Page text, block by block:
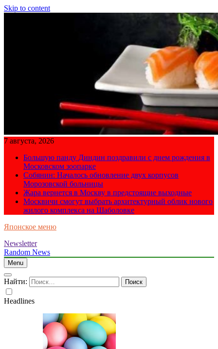
Skip to content
7 августа, 2026
Большую панду Диндин поздравили с днем рождения в
Московском зоопарке
Собянин: Началось обновление двух корпусов
Морозовской больницы
Жара вернется в Москву в предстоящие выходные
Москвичи смогут выбрать архитектурный облик нового
жилого комплекса на Шаболовке
Японское меню
Newsletter
Random News
Menu
Найти:
Headlines